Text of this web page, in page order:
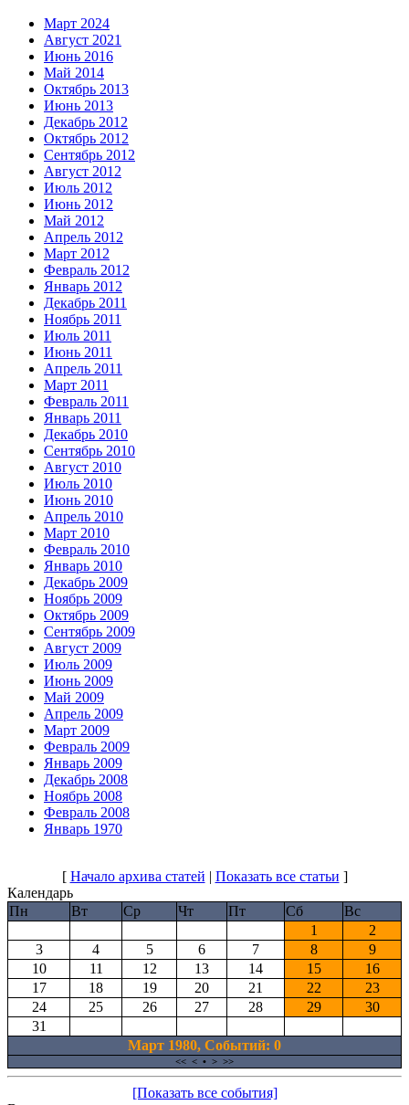
Март 2024
Август 2021
Июнь 2016
Май 2014
Октябрь 2013
Июнь 2013
Декабрь 2012
Октябрь 2012
Сентябрь 2012
Август 2012
Июль 2012
Июнь 2012
Май 2012
Апрель 2012
Март 2012
Февраль 2012
Январь 2012
Декабрь 2011
Ноябрь 2011
Июль 2011
Июнь 2011
Апрель 2011
Март 2011
Февраль 2011
Январь 2011
Декабрь 2010
Сентябрь 2010
Август 2010
Июль 2010
Июнь 2010
Апрель 2010
Март 2010
Февраль 2010
Январь 2010
Декабрь 2009
Ноябрь 2009
Октябрь 2009
Сентябрь 2009
Август 2009
Июль 2009
Июнь 2009
Май 2009
Апрель 2009
Март 2009
Февраль 2009
Январь 2009
Декабрь 2008
Ноябрь 2008
Февраль 2008
Январь 1970
[ Начало архива статей | Показать все статьи ]
Календарь
Пн
Вт Ср Чт Пт Сб
Вс
1
2
3
4 5 6 7 8
9
10
11 12 13 14 15
16
17
18 19 20 21 22
23
24
25 26 27 28 29
30
31
Март 1980, Cобытий: 0
<< < • > >>
[Показать все события]